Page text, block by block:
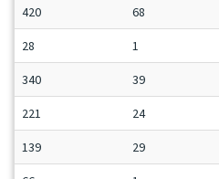
420 68
28 1
340 39
221 24
139 29